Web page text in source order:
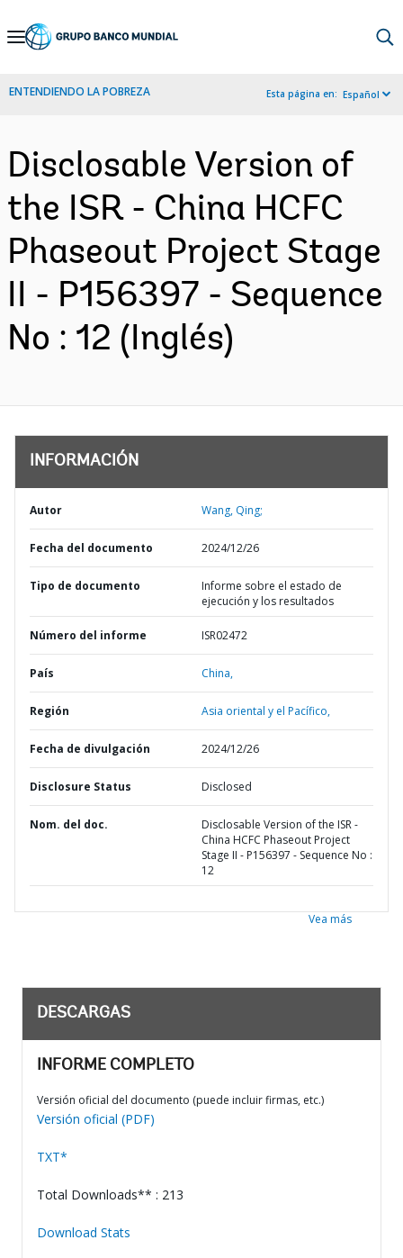
Skip
Navigation
ENTENDIENDO LA POBREZA Esta página en: Español
Disclosable Version of
the ISR - China HCFC
Phaseout Project Stage
II - P156397 - Sequence
No : 12 (Inglés)
INFORMACIÓN
Autor Wang, Qing;
Fecha del documento 2024/12/26
Tipo de documento
Informe sobre el estado de
ejecución y los resultados
Número del informe ISR02472
País China,
Región Asia oriental y el Pacífico,
Fecha de divulgación 2024/12/26
Disclosure Status Disclosed
Nom. del doc.
Disclosable Version of the ISR -
China HCFC Phaseout Project
Stage II - P156397 - Sequence No :
12
Vea más
DESCARGAS
INFORME COMPLETO
Versión oficial del documento (puede incluir firmas, etc.)
Versión oficial (PDF)
TXT*
Total Downloads** : 213
Download Stats